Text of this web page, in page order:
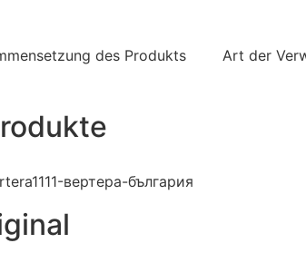
des Produkts Art der